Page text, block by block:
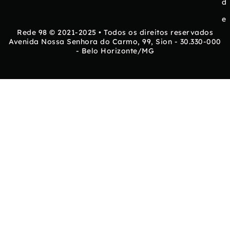
d
e
Rede 98 © 2021-2025 • Todos os direitos reservados
Avenida Nossa Senhora do Carmo, 99, Sion - 30.330-000
- Belo Horizonte/MG